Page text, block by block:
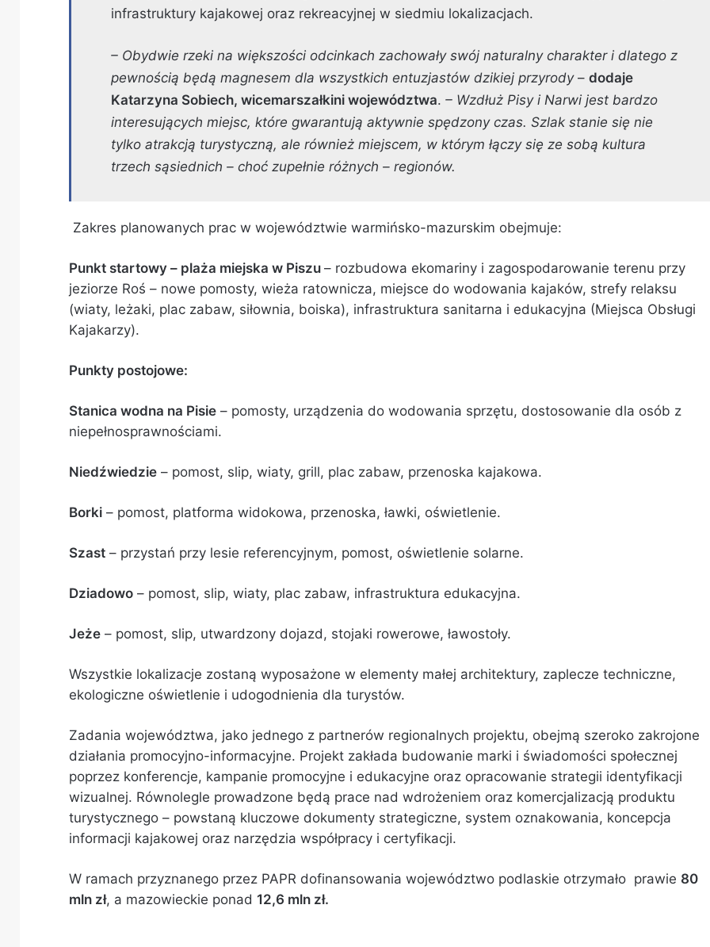
infrastruktury kajakowej oraz rekreacyjnej w siedmiu lokalizacjach.
– Obydwie rzeki na większości odcinkach zachowały swój naturalny charakter i dlatego z
pewnością będą magnesem dla wszystkich entuzjastów dzikiej przyrody– dodaje
Katarzyna Sobiech, wicemarszałkini województwa. – Wzdłuż Pisy i Narwi jest bardzo
interesujących miejsc, które gwarantują aktywnie spędzony czas. Szlak stanie się nie
tylko atrakcją turystyczną, ale również miejscem, w którym łączy się ze sobą kultura
trzech sąsiednich – choć zupełnie różnych – regionów.
Zakres planowanych prac w województwie warmińsko-mazurskim obejmuje:
Punkt startowy – plaża miejska w Piszu – rozbudowa ekomariny i zagospodarowanie terenu przy
jeziorze Roś – nowe pomosty, wieża ratownicza, miejsce do wodowania kajaków, strefy relaksu
(wiaty, leżaki, plac zabaw, siłownia, boiska), infrastruktura sanitarna i edukacyjna (Miejsca Obsługi
Kajakarzy).
Punkty postojowe:
Stanica wodna na Pisie – pomosty, urządzenia do wodowania sprzętu, dostosowanie dla osób z
niepełnosprawnościami.
Niedźwiedzie – pomost, slip, wiaty, grill, plac zabaw, przenoska kajakowa.
Borki – pomost, platforma widokowa, przenoska, ławki, oświetlenie.
Szast – przystań przy lesie referencyjnym, pomost, oświetlenie solarne.
Dziadowo – pomost, slip, wiaty, plac zabaw, infrastruktura edukacyjna.
Jeże – pomost, slip, utwardzony dojazd, stojaki rowerowe, ławostoły.
Wszystkie lokalizacje zostaną wyposażone w elementy małej architektury, zaplecze techniczne,
ekologiczne oświetlenie i udogodnienia dla turystów.
Zadania województwa, jako jednego z partnerów regionalnych projektu, obejmą szeroko zakrojone
działania promocyjno-informacyjne. Projekt zakłada budowanie marki i świadomości społecznej
poprzez konferencje, kampanie promocyjne i edukacyjne oraz opracowanie strategii identyfikacji
wizualnej. Równolegle prowadzone będą prace nad wdrożeniem oraz komercjalizacją produktu
turystycznego – powstaną kluczowe dokumenty strategiczne, system oznakowania, koncepcja
informacji kajakowej oraz narzędzia współpracy i certyfikacji.
W ramach przyznanego przez PAPR dofinansowania województwo podlaskie otrzymało prawie 80
mln zł, a mazowieckie ponad 12,6 mln zł.